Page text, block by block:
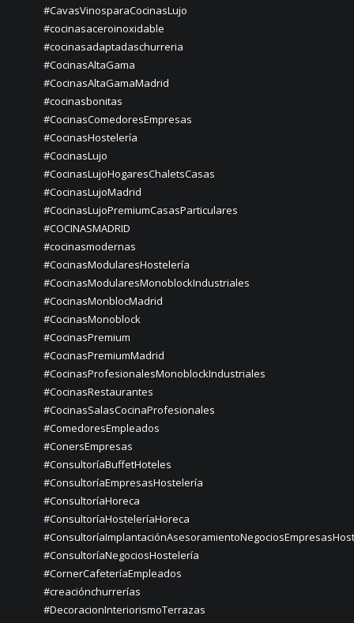
#CavasVinosparaCocinasLujo
#cocinasaceroinoxidable
#cocinasadaptadaschurreria
#CocinasAltaGama
#CocinasAltaGamaMadrid
#cocinasbonitas
#CocinasComedoresEmpresas
#CocinasHostelería
#CocinasLujo
#CocinasLujoHogaresChaletsCasas
#CocinasLujoMadrid
#CocinasLujoPremiumCasasParticulares
#COCINASMADRID
#cocinasmodernas
#CocinasModularesHostelería
#CocinasModularesMonoblockIndustriales
#CocinasMonblocMadrid
#CocinasMonoblock
#CocinasPremium
#CocinasPremiumMadrid
#CocinasProfesionalesMonoblockIndustriales
#CocinasRestaurantes
#CocinasSalasCocinaProfesionales
#ComedoresEmpleados
#ConersEmpresas
#ConsultoríaBuffetHoteles
#ConsultoríaEmpresasHostelería
#ConsultoríaHoreca
#ConsultoríaHosteleríaHoreca
#ConsultoríaNegociosHostelería
#CornerCafeteríaEmpleados
#creaciónchurrerías
#DecoracionInteriorismoTerrazas